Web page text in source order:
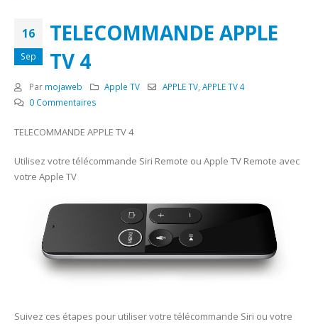
16
Sep
TELECOMMANDE APPLE
TV 4
Par mojaweb Apple TV APPLE TV ,APPLE TV 4
0 Commentaires
TELECOMMANDE APPLE TV 4
Utilisez votre télécommande Siri Remote ou Apple TV Remote avec
votre Apple TV
Suivez ces étapes pour utiliser votre télécommande Siri ou votre